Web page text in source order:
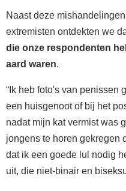
Naast deze
extremisten ontdekten we
die onze respondenten
aard waren.
“Ik heb foto's van penissen
een huisgenoot of bij het
nadat mijn kat vermist was
jongens te horen gekregen
dat ik een goede lul nodig
uit, die niet-binair en